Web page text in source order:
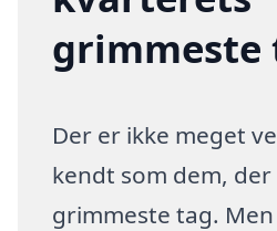
grimmeste
Der er ikke meget
kendt som dem,
grimmeste tag.